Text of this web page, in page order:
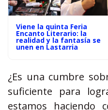
Viene la quinta Feria
Encanto Literario: la
realidad y la fantasía se
unen en Lastarria
¿Es una cumbre
suficiente para
estamos haciendo